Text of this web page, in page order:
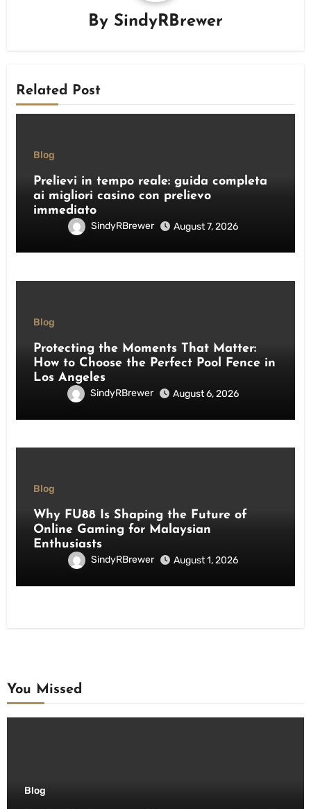
By SindyRBrewer
Related Post
Blog
Prelievi in tempo reale: guida completa
ai migliori casino con prelievo
immediato
SindyRBrewer August 7, 2026
Blog
Protecting the Moments That Matter:
How to Choose the Perfect Pool Fence in
Los Angeles
SindyRBrewer August 6, 2026
Blog
Why FU88 Is Shaping the Future of
Online Gaming for Malaysian
Enthusiasts
SindyRBrewer August 1, 2026
You Missed
Blog